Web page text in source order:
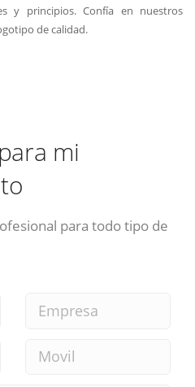
y principios. Confía en nuestros
de calidad.
mi
para todo tipo de